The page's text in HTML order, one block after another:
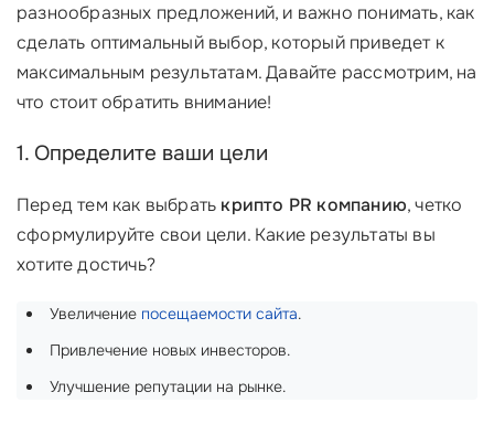
разнообразных предложений, и важно понимать, как
сделать оптимальный выбор, который приведет к
максимальным результатам. Давайте рассмотрим, на
что стоит обратить внимание!
1. Определите ваши цели
Перед тем как выбрать крипто PR компанию, четко
сформулируйте свои цели. Какие результаты вы
хотите достичь?
Увеличение посещаемости сайта.
Привлечение новых инвесторов.
Улучшение репутации на рынке.